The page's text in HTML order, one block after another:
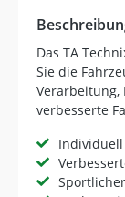
Das TA
Sie die
Verarbeitung,
verbesserte